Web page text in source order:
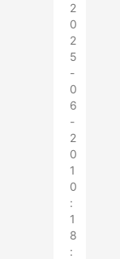
2
0
2
5
-
0
6
-
2
0
1
0
:
1
8
: